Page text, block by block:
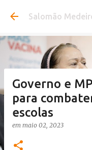
Pular
Salomão
Governo e
para
escolas
em maio 02, 2023